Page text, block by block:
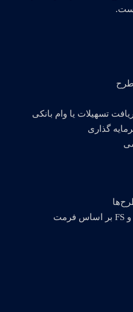
طرح
تسهیلات یا وام بانکی
گذاری
اصول تهیه مطالعات PFS و FS بر اساس فرمت